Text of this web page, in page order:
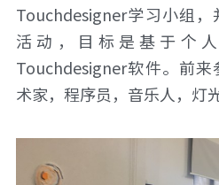
Touchdesigner学习小组
活动，目标是基于个
Touchdesigner软件。前
术家，程序员，音乐人，灯